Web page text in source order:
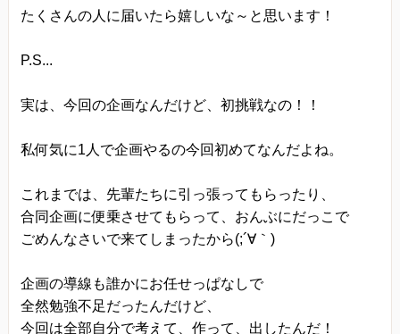
たくさんの人に届いたら嬉しいな～と思います！
P.S...
実は、今回の企画なんだけど、初挑戦なの！！
私何気に1人で企画やるの今回初めてなんだよね。
これまでは、先輩たちに引っ張ってもらったり、
合同企画に便乗させてもらって、おんぶにだっこで
ごめんなさいで来てしまったから(;´∀｀)
企画の導線も誰かにお任せっぱなしで
全然勉強不足だったんだけど、
今回は全部自分で考えて、作って、出したんだ！